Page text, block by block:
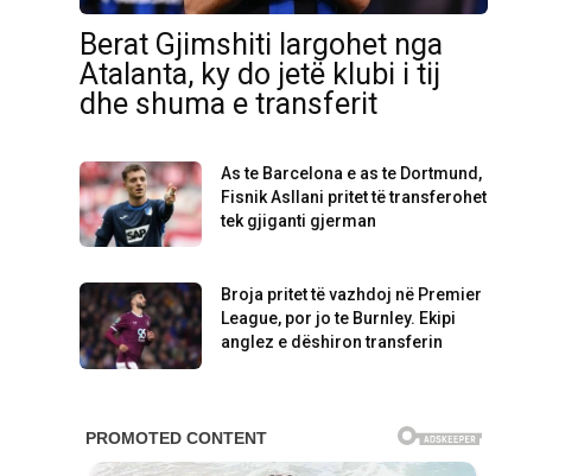
Berat Gjimshiti largohet nga
Atalanta, ky do jetë klubi i tij
dhe shuma e transferit
As te Barcelona e as te Dortmund,
Fisnik Asllani pritet të transferohet
tek gjiganti gjerman
Broja pritet të vazhdoj në Premier
League, por jo te Burnley. Ekipi
anglez e dëshiron transferin